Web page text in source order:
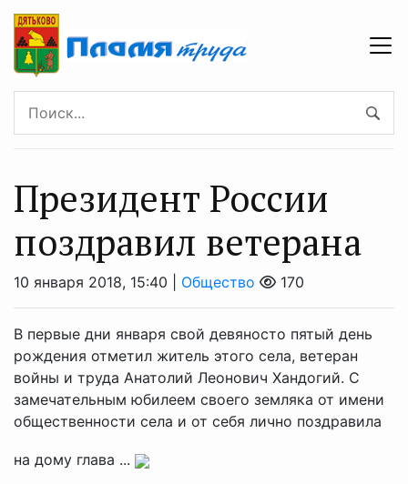
Президент России
поздравил ветерана
10 января 2018, 15:40 | Общество 170
В первые дни января свой девяносто пятый день
рождения отметил житель этого села, ветеран
войны и труда Анатолий Леонович Хандогий. С
замечательным юбилеем своего земляка от имени
общественности села и от себя лично поздравила
на дому глава ...